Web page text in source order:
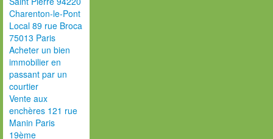
Charenton-le-Pont
Local 89 rue Broca
75013 Paris
Acheter un bien
immobilier en
passant par un
courtier
Vente aux
enchères 121 rue
Manin Paris
19ème